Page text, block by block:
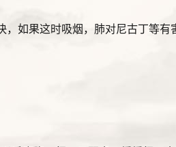
，如果这时吸烟，肺对尼古丁等